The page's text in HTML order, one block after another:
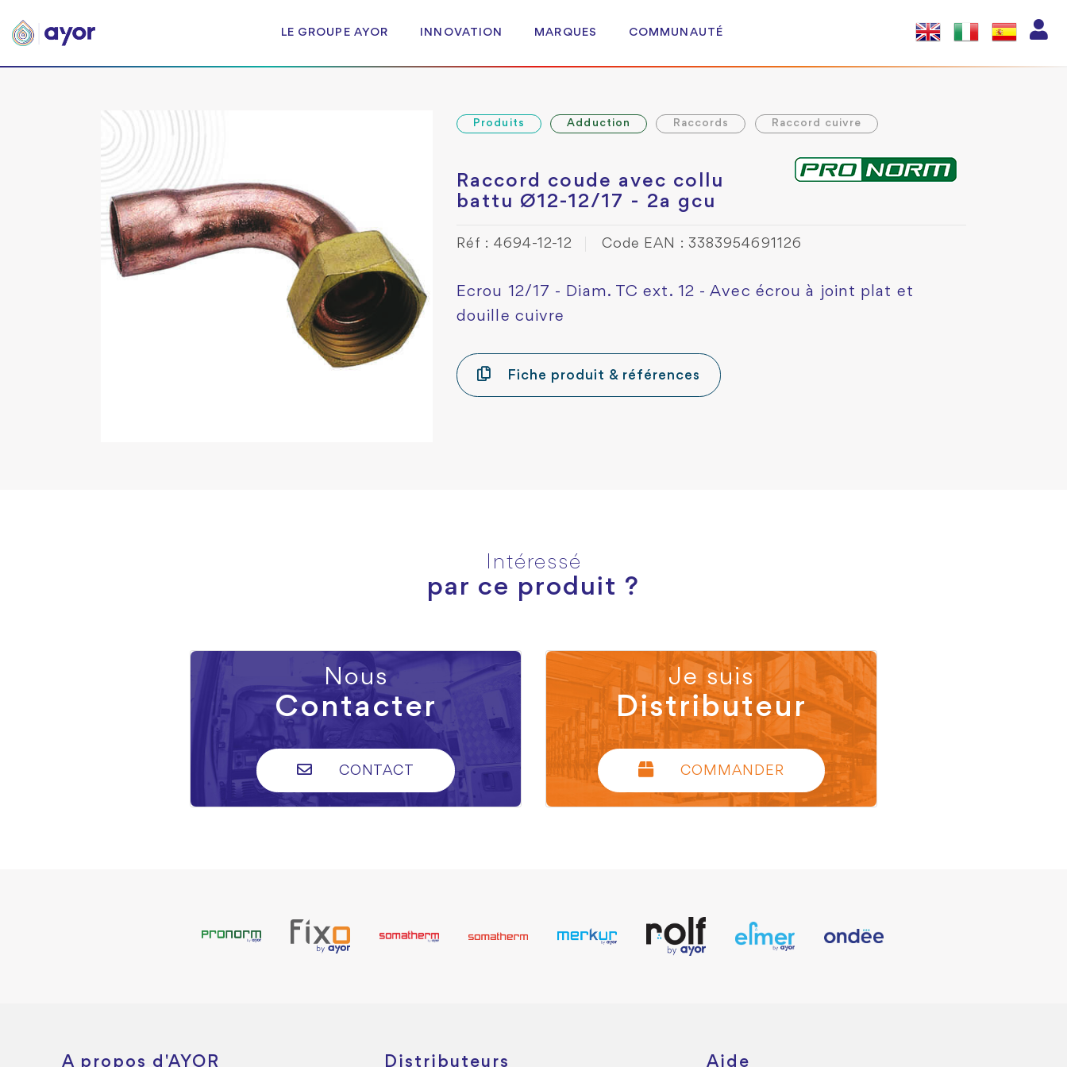
LE GROUPE AYOR INNOVATION MARQUES COMMUNAUTÉ
Produits Adduction Raccords Raccord cuivre
Raccord coude avec collu
battu Ø12-12/17 - 2a gcu
Réf : 4694-12-12 Code EAN : 3383954691126
Ecrou 12/17 - Diam. TC ext. 12 - Avec écrou à joint plat et
douille cuivre
Fiche produit & références
Intéressé
par ce produit ?
Nous
Contacter
CONTACT
Je suis
Distributeur
COMMANDER
A propos d'AYOR Distributeurs Aide